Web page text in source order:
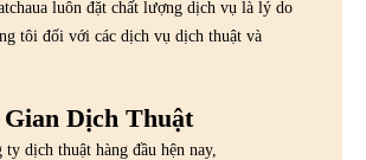
luôn đặt chất lượng dịch vụ là lý do
tôi đối với các dịch vụ dịch thuật và
Dịch Thuật
ty dịch thuật hàng đầu hện nay,